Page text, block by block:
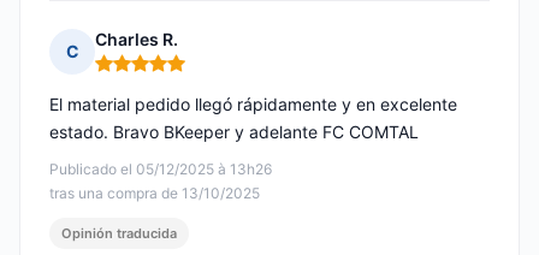
C
Charles R.
Nota: 5 de 5
Publicado el 05/12/2025 à 13h26
tras una compra de 13/10/2025
El material pedido llegó rápidamente y en excelente
estado. Bravo BKeeper y adelante FC COMTAL
Opinión traducida